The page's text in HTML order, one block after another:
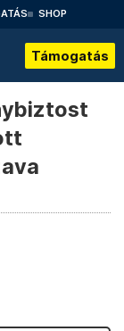
SHOP
Támogatás